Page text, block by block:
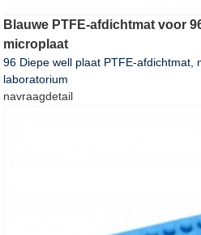
Blauwe PTFE-afdichtmat voor
microplaat
96 Diepe well plaat PTFE-afdichtmat,
laboratorium
navraagdetail